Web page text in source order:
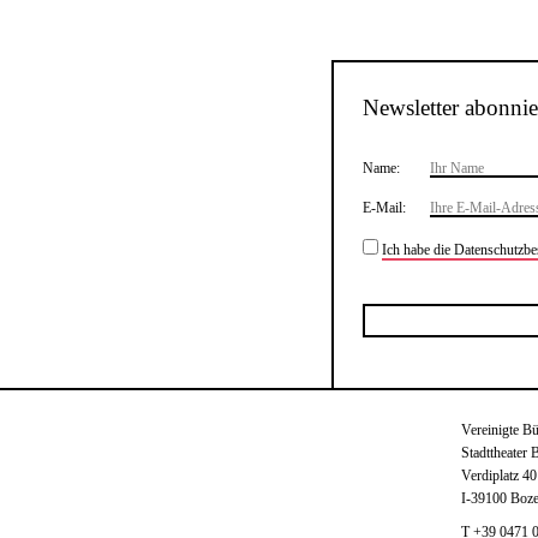
Newsletter
Name:
E-Mail:
Ich habe die
Vereinigte
Stadttheater
Verdiplatz 40
I-39100
T +39 0471